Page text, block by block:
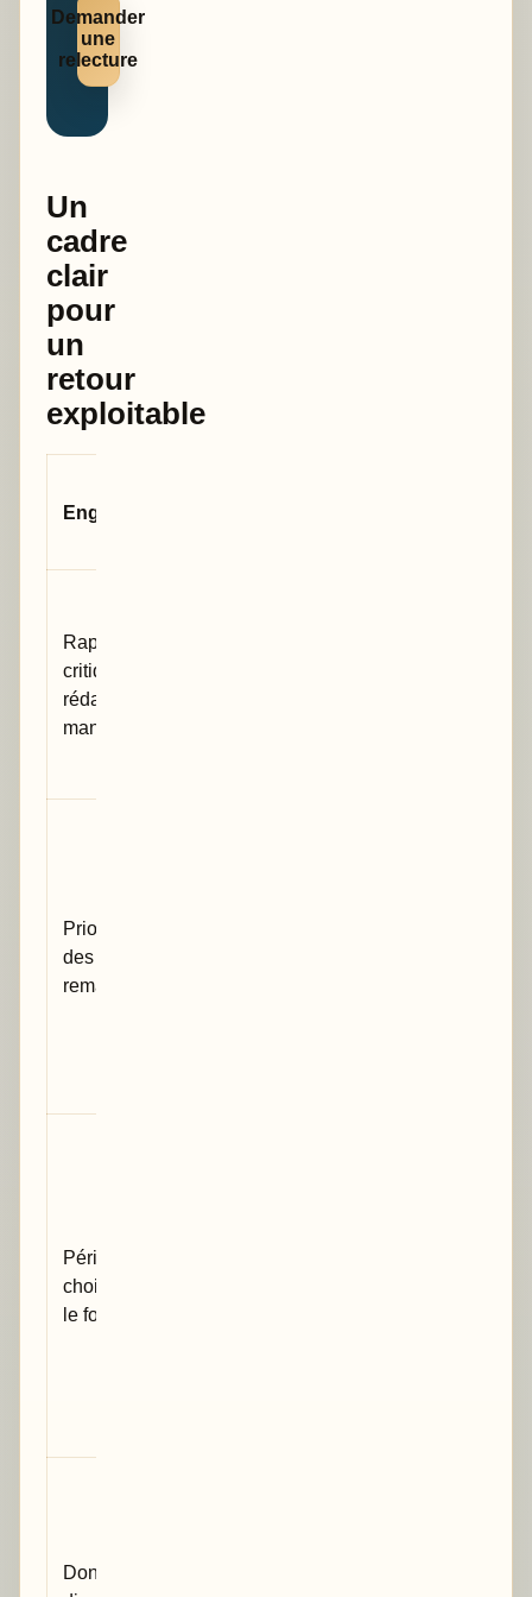
Demander
une
relecture
Un
cadre
clair
pour
un
retour
exploitable
Engagement
Rapport
critique, pas
rédaction du
manuscrit
Priorisation
des
remarques
Périmètre
choisi dans
le formulaire
Données